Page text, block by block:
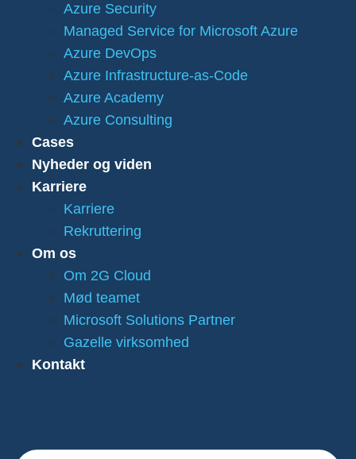
Azure Security
Managed Service for Microsoft Azure
Azure DevOps
Azure Infrastructure-as-Code
Azure Academy
Azure Consulting
Cases
Nyheder og viden
Karriere
Karriere
Rekruttering
Om os
Om 2G Cloud
Mød teamet
Microsoft Solutions Partner
Gazelle virksomhed
Kontakt